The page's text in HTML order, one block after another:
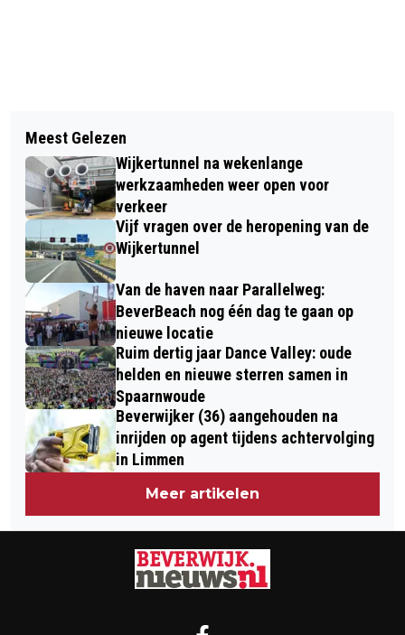
SINTERKLAAS IN WIJK AAN ZEE
WARMSTE 24 NOVEMBER IN
NEDERLAND SINDS BEGIN METINGEN
Meest Gelezen
Wijkertunnel na wekenlange
werkzaamheden weer open voor
verkeer
Vijf vragen over de heropening van de
Wijkertunnel
Van de haven naar Parallelweg:
BeverBeach nog één dag te gaan op
nieuwe locatie
Ruim dertig jaar Dance Valley: oude
helden en nieuwe sterren samen in
Spaarnwoude
Beverwijker (36) aangehouden na
inrijden op agent tijdens achtervolging
in Limmen
Meer artikelen